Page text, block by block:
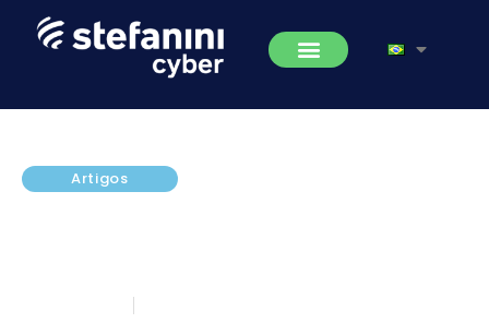
Artigos